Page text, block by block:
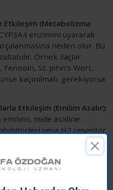
Etkileşim (Metabolizma
enzimini uyararak
neden olur. Bu
Örnek ilaçlar:
St. John’s Wort.
kaçınılmalı, gerekiyorsa
Etkileşim (Emilim Azalır):
emilimi, mide asidine
veya H2 reseptör
ilaç daha az
Ranitidin. Bu ilaçlar
veya sonra alınmalıdır.